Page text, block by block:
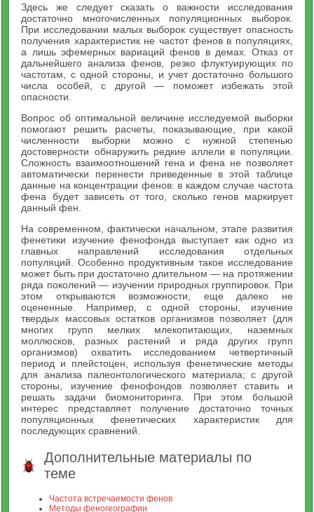
Здесь же следует сказать о важности исследования
достаточно многочисленных популяционных выборок.
При исследовании малых выборок существует опасность
получения характеристик не частот фенов в популяциях,
а лишь эфемерных вариаций фенов в демах. Отказ от
дальнейшего анализа фенов, резко флуктуирующих по
частотам, с одной стороны, и учет достаточно большого
числа особей, с другой — поможет избежать этой
опасности.
Вопрос об оптимальной величине исследуемой выборки
помогают решить расчеты, показывающие, при какой
численности выборки можно с нужной степенью
достоверности обнаружить редкие аллели в популяции.
Сложность взаимоотношений гена и фена не позволяет
автоматически перенести приведенные в этой таблице
данные на концентрации фенов: в каждом случае частота
фена будет зависеть от того, сколько генов маркирует
данный фен.
На современном, фактически начальном, этапе развития
фенетики изучение фенофонда выступает как одно из
главных направлений исследования отдельных
популяций. Особенно продуктивным такое исследование
может быть при достаточно длительном — на протяжении
ряда поколений — изучении природных группировок. При
этом открываются возможности, еще далеко не
оцененные. Например, с одной стороны, изучение
твердых массовых остатков организмов позволяет (для
многих групп мелких млекопитающих, наземных
моллюсков, разных растений и ряда других групп
организмов) охватить исследованием четвертичный
период и плейстоцен, используя фенетические методы
для анализа палеонтологического материала; с другой
стороны, изучение фенофондов позволяет ставить и
решать задачи биомониторинга. При этом большой
интерес представляет получение достаточно точных
популяционных фенетических характеристик для
последующих сравнений.
Дополнительные материалы по
теме
Частота встречаемости фенов
Методы феногеографии